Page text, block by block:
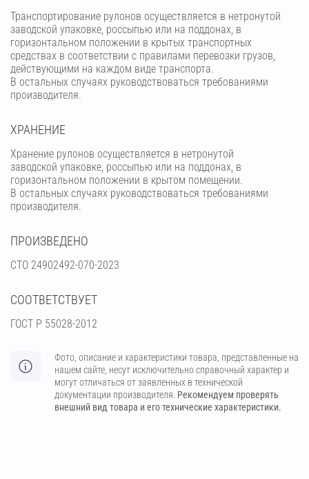
Транспортирование рулонов осуществляется в нетронутой
заводской упаковке, россыпью или на поддонах, в
горизонтальном положении в крытых транспортных
средствах в соответствии с правилами перевозки грузов,
действующими на каждом виде транспорта.
В остальных случаях руководствоваться требованиями
производителя.
ХРАНЕНИЕ
Хранение рулонов осуществляется в нетронутой
заводской упаковке, россыпью или на поддонах, в
горизонтальном положении в крытом помещении.
В остальных случаях руководствоваться требованиями
производителя.
ПРОИЗВЕДЕНО
СТО 24902492-070-2023
СООТВЕТСТВУЕТ
ГОСТ Р 55028-2012
Фото, описание и характеристики товара, представленные на
нашем сайте, несут исключительно справочный характер и
могут отличаться от заявленных в технической
документации производителя. Рекомендуем проверять
внешний вид товара и его технические характеристики.